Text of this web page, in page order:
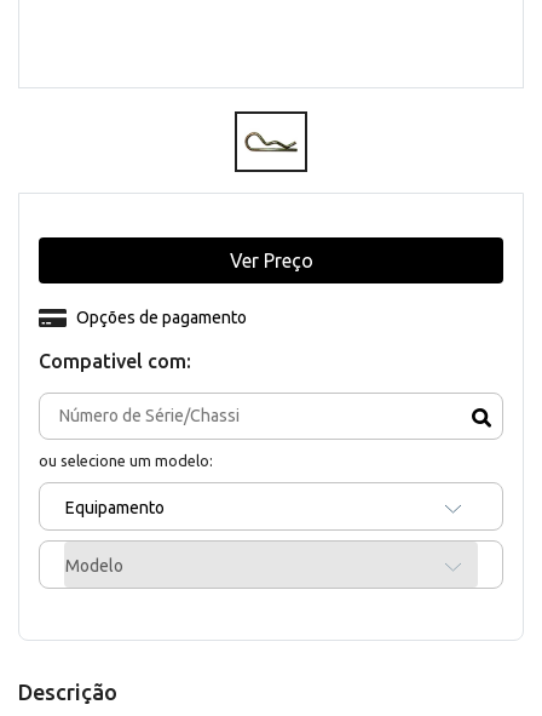
Compativel com:
ou selecione um modelo:
Equipamento
Modelo
Opções de pagamento
Ver Preço
Descrição